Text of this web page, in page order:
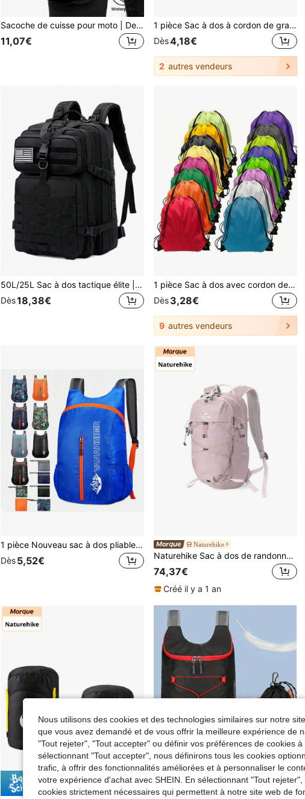
Sacoche de cuisse pour moto | Design tactique, peut contenir un téléphone et des articles essentiels, léger, fermeture éclair, sangle réglable
11,07€
1 pièce Sac à dos à cordon de grande capacité - Sac de sport léger, sac à dos quotidien, avec design de fermeture à cordon - Compartiment principal spacieux, convient pour la randonnée, les sports, les équipements de sports d'aventure en plein air, cadeau de sport
Dès4,18€
2 autres vendeurs
50L/25L Sac à dos tactique élite | Sac à dos de travail et militaire 3 fois plus résistant | Résistant et robuste | Sac de survie MOLLE pour 3 jours
Dès18,38€
1 pièce Sac à dos avec cordon de serrage en nylon , convient pour le voyage, le yoga, le fitness, le camping et la randonnée en plein air
Dès3,28€
9 autres vendeurs
1 pièce Nouveau sac à dos pliable léger et respirant pour l'extérieur, sac de rangement polyvalent, sac de voyage ultra-léger et portable
Dès5,52€
Naturehike
Naturehike Sac à dos de randonnée décontracté Longwa 20L
74,37€
Créé il y a 1 an
Économiser 0,65€
Nous utilisons des cookies et des technologies similaires sur notre
que vous avez demandé et de vous offrir la meilleure expérience de
"Tout rejeter", "Tout accepter" ou définir vos préférences de cookies
sélectionnant "Tout accepter", nous définirons tous les cookies
trafic, à offrir des fonctionnalités améliorées et à personnaliser le
votre expérience d'achat avec SHEIN. En sélectionnant "Tout
cookies strictement nécessaires qui permettent à notre site web de